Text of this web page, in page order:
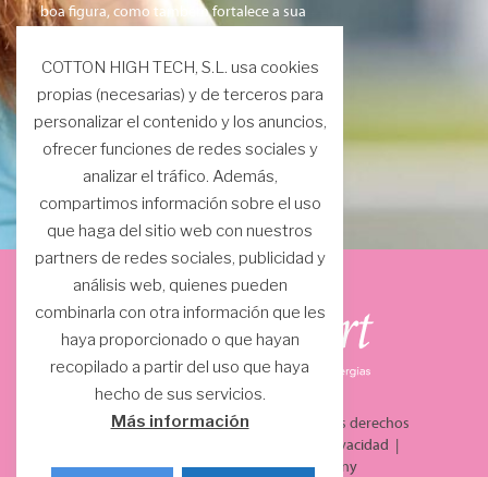
boa figura, como também fortalece a sua
adequada, os
médicos recomendam dormir mais de 8
horas por dia.
Mais informação
© 2021 COTTON HIGH TECH, S.L. Todos los derechos
Política de privacidad
Política de cookies|BaguésDisseny
COTTON HIGH TECH, S.L. usa cookies
propias (necesarias) y de terceros para
personalizar el contenido y los anuncios,
ofrecer funciones de redes sociales y
analizar el tráfico. Además,
compartimos información sobre el uso
que haga del sitio web con nuestros
partners de redes sociales, publicidad y
análisis web, quienes pueden
combinarla con otra información que les
haya proporcionado o que hayan
recopilado a partir del uso que haya
hecho de sus servicios.
Más información